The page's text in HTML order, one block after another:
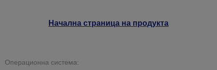
Начална страница на продукта
Операционна система: